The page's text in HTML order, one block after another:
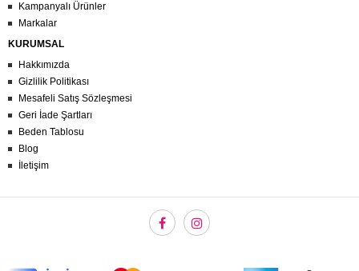
Kampanyalı Ürünler
Markalar
KURUMSAL
Hakkımızda
Gizlilik Politikası
Mesafeli Satış Sözleşmesi
Geri İade Şartları
Beden Tablosu
Blog
İletişim